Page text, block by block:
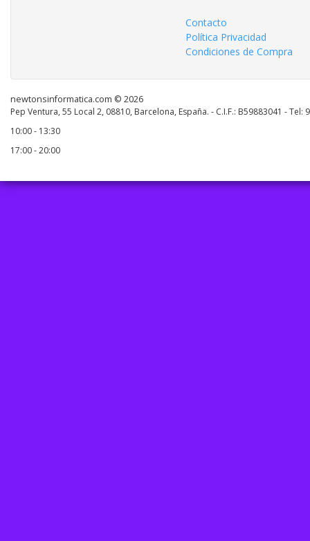
Contacto
Política Privacidad
Condiciones de Compra
newtonsinformatica.com © 2026
Pep Ventura, 55 Local 2, 08810, Barcelona, España. - C.I.F.: B59883041 - Tel:
10:00 - 13:30
17:00 - 20:00